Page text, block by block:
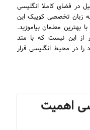
در فضای کاملا انگلیسی
زبان تخصصی کوییک این
بهترین معلمان بیاموزید.
از این نیست که با متد
در محیط انگلیسی قرار
اهمیت